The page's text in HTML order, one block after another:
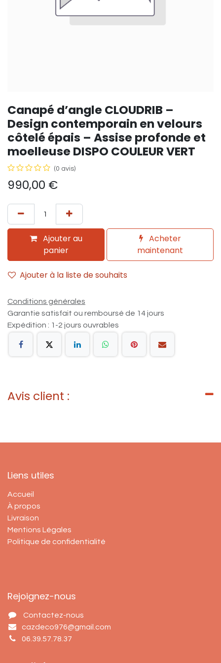
Canapé d’angle CLOUDRIB –
Design contemporain en velours
côtelé épais – Assise profonde et
moelleuse DISPO COULEUR VERT
(0 avis)
990,00 €
Ajouter au
panier
Acheter
maintenant
Ajouter à la liste de souhaits
Conditions générales
Garantie satisfait ou remboursé de 14 jours
Expédition : 1-2 jours ouvrables
Avis client :
Liens utiles
Accueil
À propos
Livraison
Mentions Légales
Politique de confidentialité
Rejoignez-nous
Contactez-nous
cazdeco976@gmail.com
06.39.57.78.37